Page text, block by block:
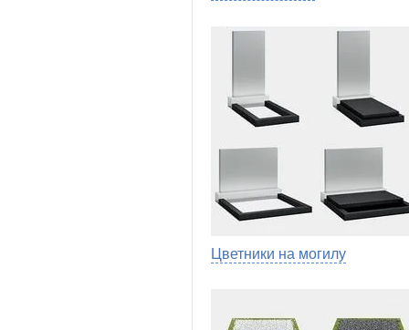
Цветники на могилу